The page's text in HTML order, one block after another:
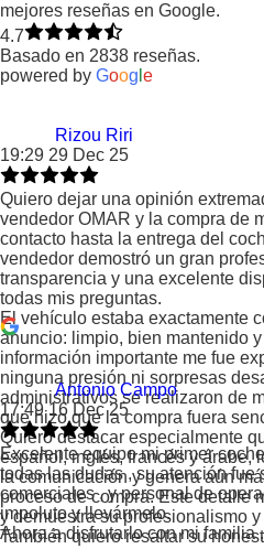
mejores reseñas en Google.
4.7
Basado en 2838 reseñas.
powered by Goog e
Rizou Riri
19:29 29 Dec 25
Quiero dejar una opinión
vendedor OMAR y la compra de
contacto hasta la entrega del
vendedor demostró un gran
transparencia y una excelente
todas mis preguntas.
El vehículo estaba exactamente
anuncio: limpio, bien mantenido
información importante me fue
ninguna presión ni sorpresas
administrativos se realizaron de
que hizo que la compra fuera
Quiero destacar especialmente
español, inglés, francés y árabe,
la comunicación y genera aún
proceso de compra. Este detalle
y demuestra su profesionalismo
También quiero resaltar su
Antonio Campo
17:49 16 Dec 25
Excelente equipo mi primer
todas las dudas , su atención fue
comerciales , y personal de
impoluto y llevármelo.
Ahora a disfrutarlo con mi familia .